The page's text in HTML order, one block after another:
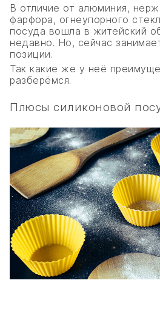
В отличие от алюминия,
фарфора, огнеупорного
посуда вошла в житейский
недавно. Но, сейчас
позиции.
Так какие же у неё
разберёмся.
Плюсы силиконовой